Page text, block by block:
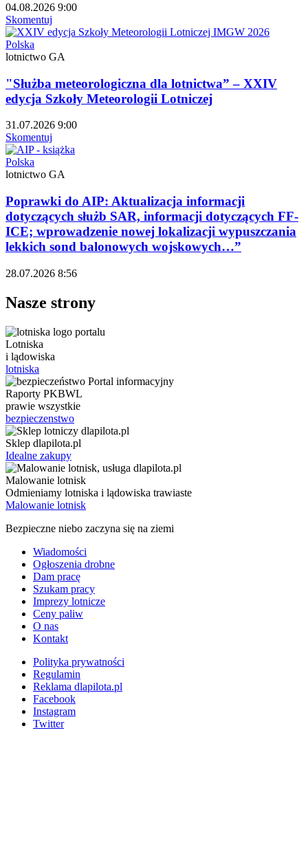
04.08.2026 9:00
Skomentuj
Polska
lotnictwo GA
"Służba meteorologiczna dla lotnictwa” – XXIV
edycja Szkoły Meteorologii Lotniczej
31.07.2026 9:00
Skomentuj
Polska
lotnictwo GA
Poprawki do AIP: Aktualizacja informacji
dotyczących służb SAR, informacji dotyczących FF-
ICE; wprowadzenie nowej lokalizacji wypuszczania
lekkich sond balonowych wojskowych…”
28.07.2026 8:56
Nasze strony
Lotniska
i lądowiska
lotniska
Raporty PKBWL
prawie wszystkie
bezpieczenstwo
Sklep dlapilota.pl
Idealne zakupy
Malowanie lotnisk
Odmieniamy lotniska i lądowiska trawiaste
Malowanie lotnisk
Bezpieczne niebo zaczyna się na ziemi
Wiadomości
Ogłoszenia drobne
Dam pracę
Szukam pracy
Imprezy lotnicze
Ceny paliw
O nas
Kontakt
Polityka prywatności
Regulamin
Reklama dlapilota.pl
Facebook
Instagram
Twitter